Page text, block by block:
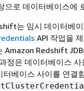
으로 데이터베이스에
는 임시 데이터베
API 작업을
Amazon Redshift
정은 데이터베이스
베이스 사이를 연결